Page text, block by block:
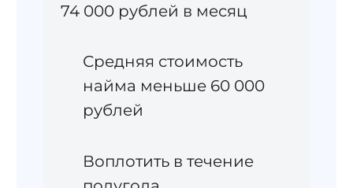
74 000 рублей в месяц
Средняя стоимость
найма меньше 60 000
рублей
Воплотить в течение